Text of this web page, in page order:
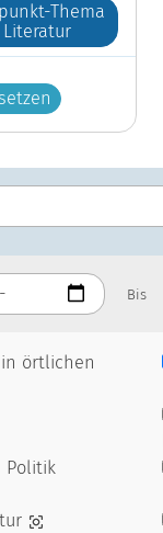
Thema
Bis
örtlichen
Politik